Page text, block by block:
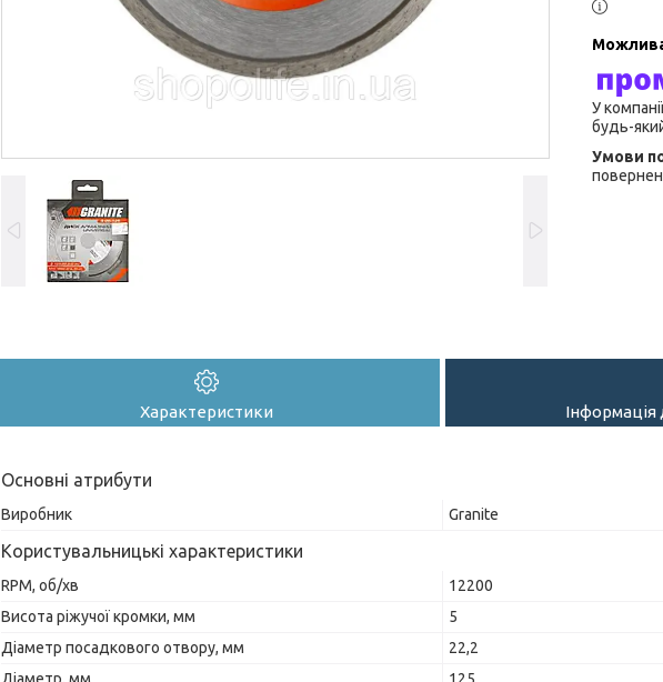
У
будь-
Характеристики
Основні атрибути
Виробник Granite
Користувальницькі характеристики
RPM, об/хв
12200
Висота ріжучої кромки, мм
5
Діаметр посадкового отвору, мм
22,2